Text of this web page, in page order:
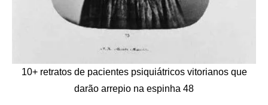
10+ retratos de pacientes psiquiátricos vitorianos que
darão arrepio na espinha 48